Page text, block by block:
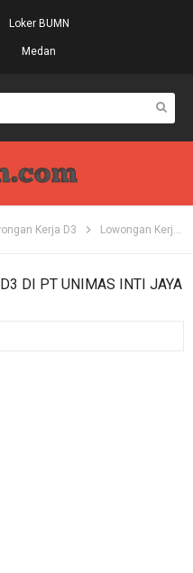
Loker BUMN
Medan
Kerja D3 Lowongan Kerja Medan
DI PT UNIMAS INTI JAYA